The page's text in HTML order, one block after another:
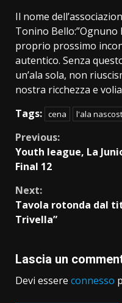
Il nome
Tonino
proprio prossimo
autentico. Senza
un’ala sola, non
nostra ricchezza e
Tags: cena l'ala
Continue
Reading
Previous:
Youth league, La
Final 12
Next:
Tavola rotonda dal
Trivella”
Lascia un
Devi essere connesso